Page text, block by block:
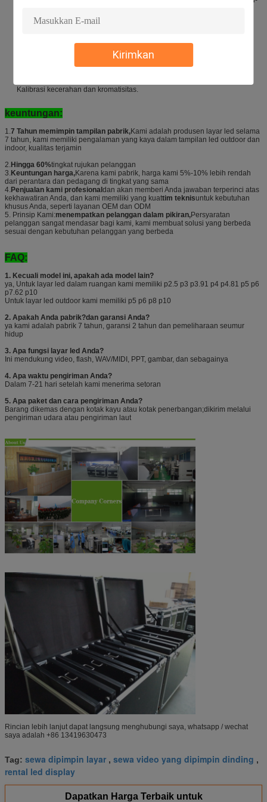
Kirimkan
Desain topeng semprot datar memastikan bahwa seluruh bidang layar
bebas dari lengkungan apa pun, dan koloid pelindung hitam berkualitas
lampu dengan sempurna.
Desain khusus untuk topeng untuk mewujudkan kontras yang lebih tinggi
Kalibrasi kecerahan dan kromatisitas.
keuntungan:
1.7 Tahun memimpin tampilan pabrik,Kami adalah produsen layar led selama
7 tahun, kami memiliki pengalaman yang kaya dalam tampilan led outdoor dan
indoor, kualitas terjamin
2.Hingga 60%tingkat rujukan pelanggan
3.Keuntungan harga,Karena kami pabrik, harga kami 5%-10% lebih rendah
dari perantara dan pedagang di tingkat yang sama
4.Penjualan kami profesionaldan akan memberi Anda jawaban terperinci atas
kekhawatiran Anda, dan kami memiliki yang kuattim teknisuntuk kebutuhan
khusus Anda, seperti layanan OEM dan ODM
5. Prinsip Kami:menempatkan pelanggan dalam pikiran,Persyaratan
pelanggan sangat mendasar bagi kami, kami membuat solusi yang berbeda
sesuai dengan kebutuhan pelanggan yang berbeda
FAQ:
1. Kecuali model ini, apakah ada model lain?
ya, Untuk layar led dalam ruangan kami memiliki p2.5 p3 p3.91 p4 p4.81 p5 p6
p7.62 p10
Untuk layar led outdoor kami memiliki p5 p6 p8 p10
2. Apakah Anda pabrik?dan garansi Anda?
ya kami adalah pabrik 7 tahun, garansi 2 tahun dan pemeliharaan seumur
hidup
3. Apa fungsi layar led Anda?
Ini mendukung video, flash, WAV/MIDI, PPT, gambar, dan sebagainya
4. Apa waktu pengiriman Anda?
Dalam 7-21 hari setelah kami menerima setoran
5. Apa paket dan cara pengiriman Anda?
Barang dikemas dengan kotak kayu atau kotak penerbangan;dikirim melalui
pengiriman udara atau pengiriman laut
Rincian lebih lanjut dapat langsung menghubungi saya, whatsapp / wechat
saya adalah +86 13419630473
Tag: sewa dipimpin layar , sewa video yang dipimpin dinding ,
rental led display
Dapatkan Harga Terbaik untuk